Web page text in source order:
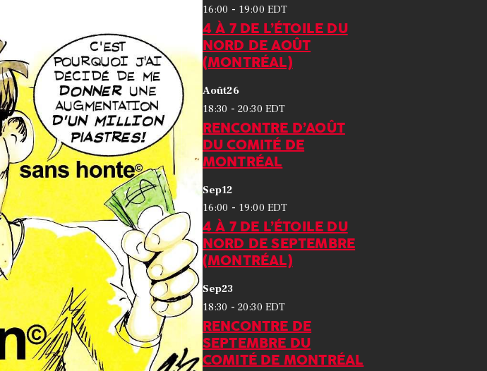
16:00 - 19:00 EDT
4 À 7 DE L’ÉTOILE DU
NORD DE AOÛT
(MONTRÉAL)
Août26
18:30 -20:30 EDT
RENCONTRE D’AOÛT
DU COMITÉ DE
MONTRÉAL
Sep12
16:00 - 19:00 EDT
4 À 7 DE L’ÉTOILE DU
NORD DE SEPTEMBRE
(MONTRÉAL)
Sep23
18:30 -20:30 EDT
RENCONTRE DE
SEPTEMBRE DU
COMITÉ DE MONTRÉAL